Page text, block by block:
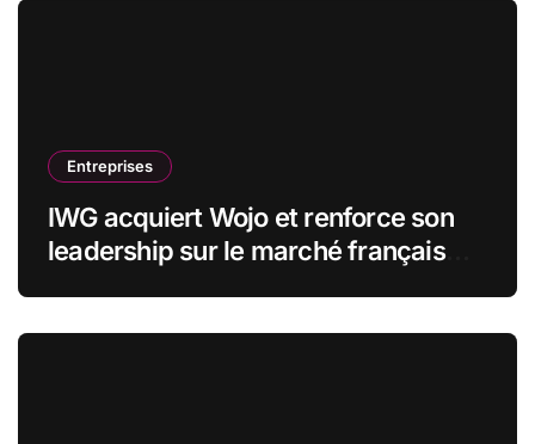
Entreprises
IWG acquiert Wojo et renforce son
leadership sur le marché français